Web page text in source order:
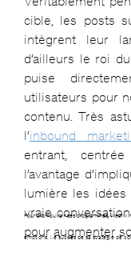
cible, les posts
intègrent leur
d’ailleurs le roi
puise
utilisateurs pour
contenu. Très
l’inbound
entrant,
l’avantage
lumière les idées
vraie
pour augmenter
Pour promouvoir ses programmes,
émotions. Le succès de sa stratégie de